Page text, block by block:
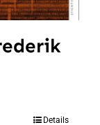
Details